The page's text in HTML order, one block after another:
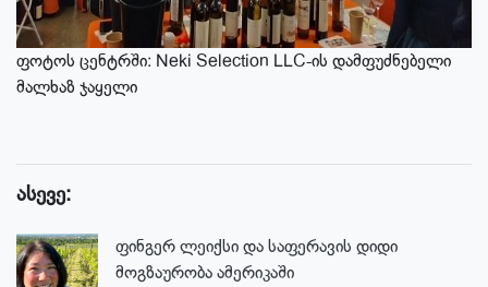
ფოტოს ცენტრში: Neki Selection LLC-ის დამფუძნებელი
მალხაზ ჯაყელი
ასევე:
ფინგერ ლეიქსი და საფერავის დიდი
მოგზაურობა ამერიკაში